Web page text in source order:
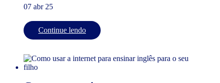
07 abr 25
Continue lendo